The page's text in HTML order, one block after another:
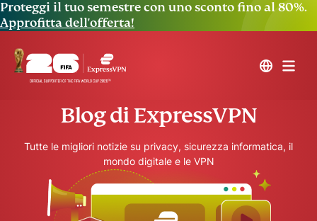
Proteggi il tuo semestre con uno sconto fino al 80%.
Approfitta dell'offerta!
Blog di ExpressVPN
Tutte le migliori notizie su privacy, sicurezza informatica, il
mondo digitale e le VPN